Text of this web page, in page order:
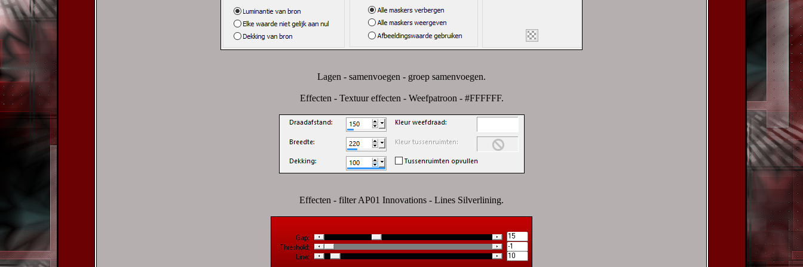
Lagen - samenvoegen - groep samenvoegen.
Effecten - Textuur effecten - Weefpatroon - #FFFFFF.
Effecten - filter AP01 Innovations - Lines Silverlining.